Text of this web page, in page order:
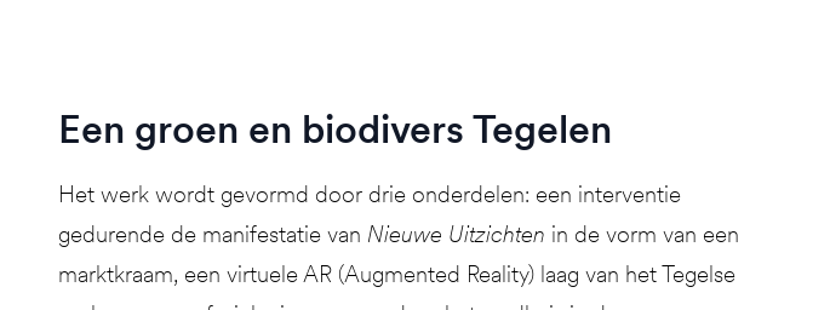
Een groen en biodivers Tegelen
Het werk wordt gevormd door drie onderdelen: een interventie
gedurende de manifestatie van Nieuwe Uitzichten in de vorm van een
marktkraam, een virtuele AR (Augmented Reality) laag van het Tegelse